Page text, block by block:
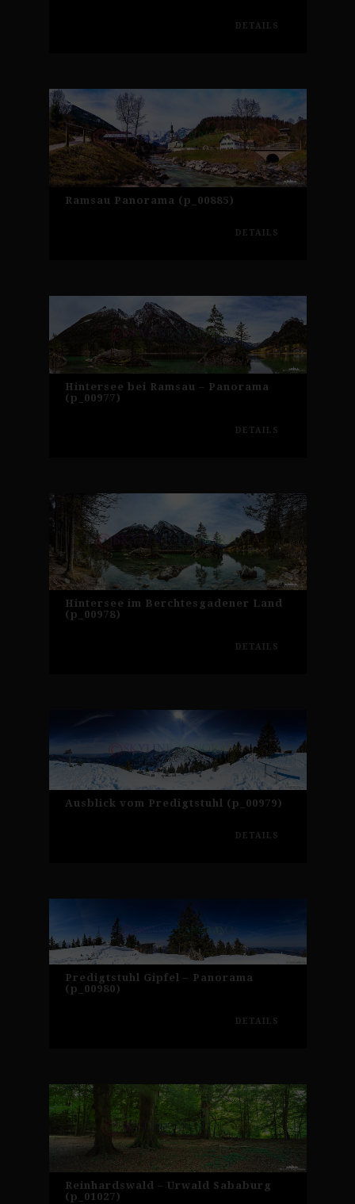
DETAILS
Ramsau Panorama (p_00885)
DETAILS
Hintersee bei Ramsau – Panorama
(p_00977)
DETAILS
Hintersee im Berchtesgadener Land
(p_00978)
DETAILS
Ausblick vom Predigtstuhl (p_00979)
DETAILS
Predigtstuhl Gipfel – Panorama
(p_00980)
DETAILS
Reinhardswald – Urwald Sababurg
(p_01027)